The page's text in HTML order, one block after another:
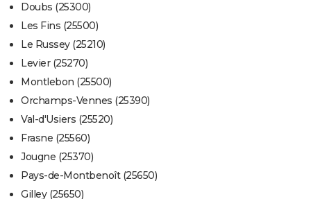
Doubs (25300)
Les Fins (25500)
Le Russey (25210)
Levier (25270)
Montlebon (25500)
Orchamps-Vennes (25390)
Val-d'Usiers (25520)
Frasne (25560)
Jougne (25370)
Pays-de-Montbenoît (25650)
Gilley (25650)